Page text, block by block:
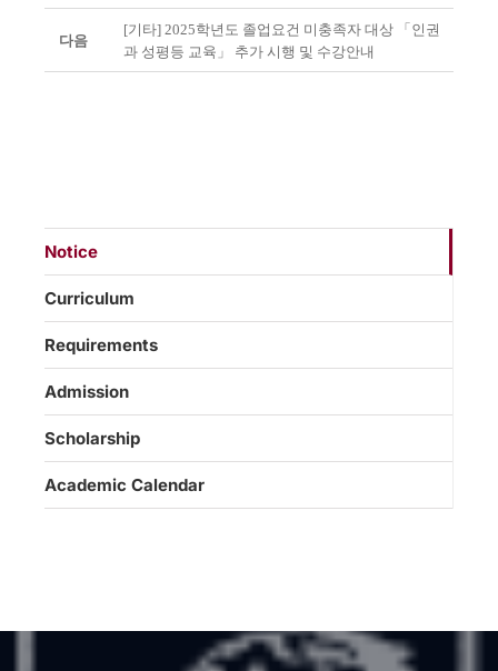
다음
[기타] 2025학년도 졸업요건 미충족자 대상 「인권
과 성평등 교육」 추가 시행 및 수강안내
Notice
Curriculum
Requirements
Admission
Scholarship
Academic Calendar